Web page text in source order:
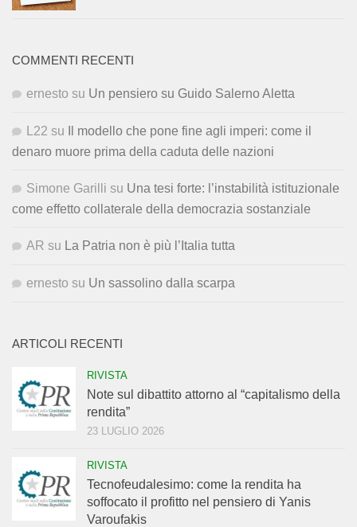
COMMENTI RECENTI
ernesto su Un pensiero su Guido Salerno Aletta
L22 su
Il modello che pone fine agli imperi: come il
denaro muore prima della caduta delle nazioni
Simone Garilli su Una tesi forte: l’instabilità istituzionale
come effetto collaterale della democrazia sostanziale
AR su La Patria non è più l’Italia tutta
ernesto su Un sassolino dalla scarpa
ARTICOLI RECENTI
RIVISTA
Note sul dibattito attorno al “capitalismo della
rendita”
23 LUGLIO 2026
RIVISTA
Tecnofeudalesimo: come la rendita ha
soffocato il profitto nel pensiero di Yanis
Varoufakis